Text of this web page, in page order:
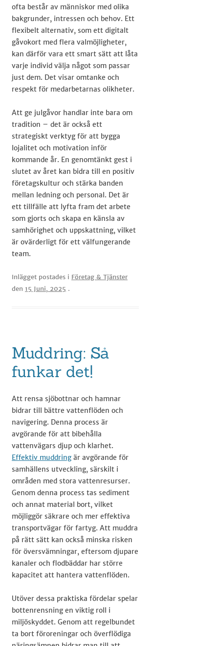
ofta består av människor med olika
bakgrunder, intressen och behov. Ett
flexibelt alternativ, som ett digitalt
gåvokort med flera valmöjligheter,
kan därför vara ett smart sätt att låta
varje individ välja något som passar
just dem. Det visar omtanke och
respekt för medarbetarnas olikheter.
Att ge julgåvor handlar inte bara om
tradition – det är också ett
strategiskt verktyg för att bygga
lojalitet och motivation inför
kommande år. En genomtänkt gest i
slutet av året kan bidra till en positiv
företagskultur och stärka banden
mellan ledning och personal. Det är
ett tillfälle att lyfta fram det arbete
som gjorts och skapa en känsla av
samhörighet och uppskattning, vilket
är ovärderligt för ett välfungerande
team.
Inlägget postades i Företag & Tjänster
den 15 Juni, 2025 .
Muddring: Så
funkar det!
Att rensa sjöbottnar och hamnar
bidrar till bättre vattenflöden och
navigering. Denna process är
avgörande för att bibehålla
vattenvägars djup och klarhet.
Effektiv muddringär avgörande för
samhällens utveckling, särskilt i
områden med stora vattenresurser.
Genom denna process tas sediment
och annat material bort, vilket
möjliggör säkrare och mer effektiva
transportvägar för fartyg. Att muddra
på rätt sätt kan också minska risken
för översvämningar, eftersom djupare
kanaler och flodbäddar har större
kapacitet att hantera vattenflöden.
Utöver dessa praktiska fördelar spelar
bottenrensning en viktig roll i
miljöskyddet. Genom att regelbundet
ta bort föroreningar och överflödiga